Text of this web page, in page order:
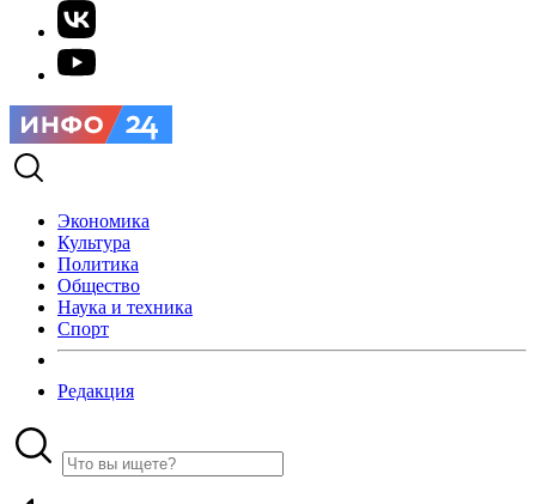
Экономика
Культура
Политика
Общество
Наука и техника
Спорт
Редакция